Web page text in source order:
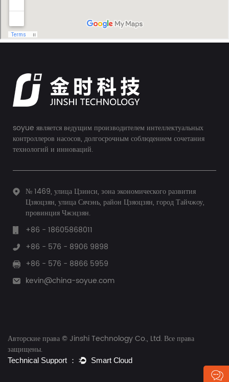
soyue является ведущим производителем интеллектуальных
контроллеров насосов, долгосрочным соблюдением сочетания
технологий и инноваций.
№ 1469, улица Цзинси, зона экономического развития
Цзяоцзян, улица Сячэнь, район Цзяоцзян, город Тайчжоу,
провинция Чжэцзян.
+86 - 18605868011
+86 - 576 - 8906 9898
+86 - 576 - 8866 5959
kevin@china-soyue.com
Авторские права © Jinshi Technology Co., Ltd. Все права
защищены.